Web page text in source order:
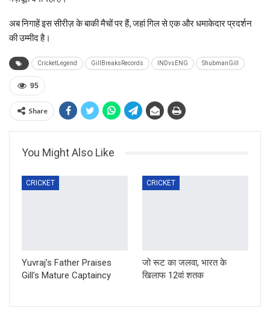
अब निगाहें इस सीरीज़ के बाकी मैचों पर हैं, जहां गिल से एक और धमाकेदार प्रदर्शन
की उम्मीद है।
CricketLegend GillBreaksRecords INDvsENG ShubmanGill
95
Share
You Might Also Like
CRICKET
Yuvraj’s Father Praises
Gill’s Mature Captaincy
CRICKET
जो रूट का जलवा, भारत के
खिलाफ 12वां शतक